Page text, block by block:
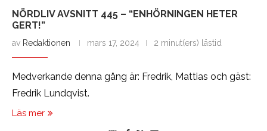
NÖRDLIV AVSNITT 445 – “ENHÖRNINGEN HETER
GERT!”
av Redaktionen mars 17, 2024 2 minut(ers) lästid
Medverkande denna gång är: Fredrik, Mattias och gäst:
Fredrik Lundqvist.
Läs mer